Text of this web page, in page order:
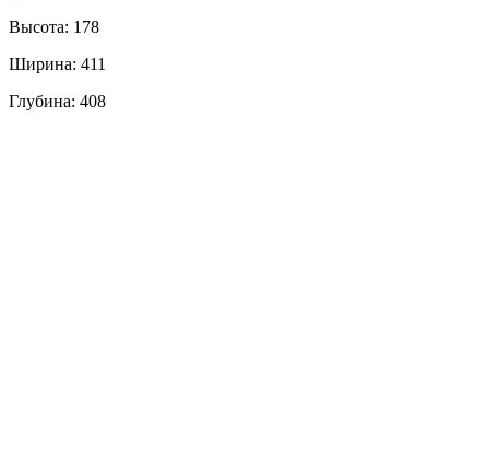
Высота: 178
Ширина: 411
Глубина: 408